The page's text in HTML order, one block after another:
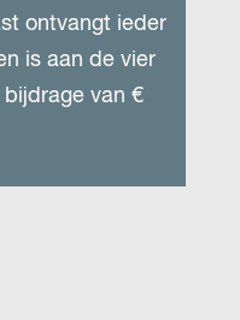
ontvangt ieder
is aan de vier
van €